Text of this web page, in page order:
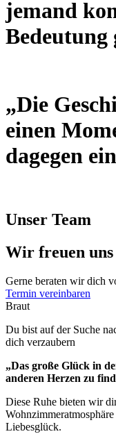
jemand
Bedeutung
„Die
einen
dagegen
Unser Team
Wir freuen
Gerne beraten wir dich
Termin vereinbaren
Braut
Du bist auf der Suche
dich verzaubern
„Das große Glück in
anderen Herzen zu
Diese Ruhe bieten wir
Liebesglück.